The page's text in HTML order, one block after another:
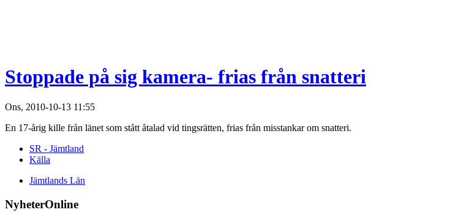
Stoppade på sig kamera- frias från snatteri
Ons, 2010-10-13 11:55
En 17-årig kille från länet som stått åtalad vid tingsrätten, frias från misstankar om snatteri.
SR - Jämtland
Källa
Jämtlands Län
NyheterOnline